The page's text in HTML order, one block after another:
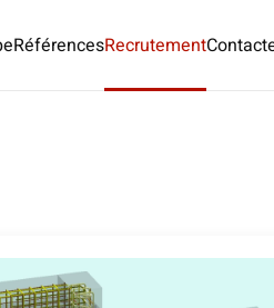
RéférencesRecrutement